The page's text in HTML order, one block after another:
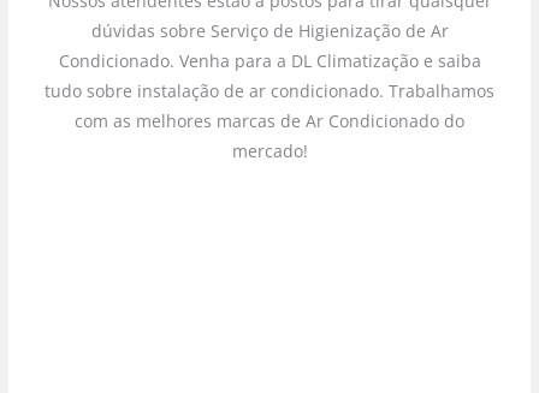
dúvidas sobre Serviço de Higienização de Ar
Condicionado. Venha para a DL Climatização e saiba
tudo sobre instalação de ar condicionado. Trabalhamos
com as melhores marcas de Ar Condicionado do
mercado!